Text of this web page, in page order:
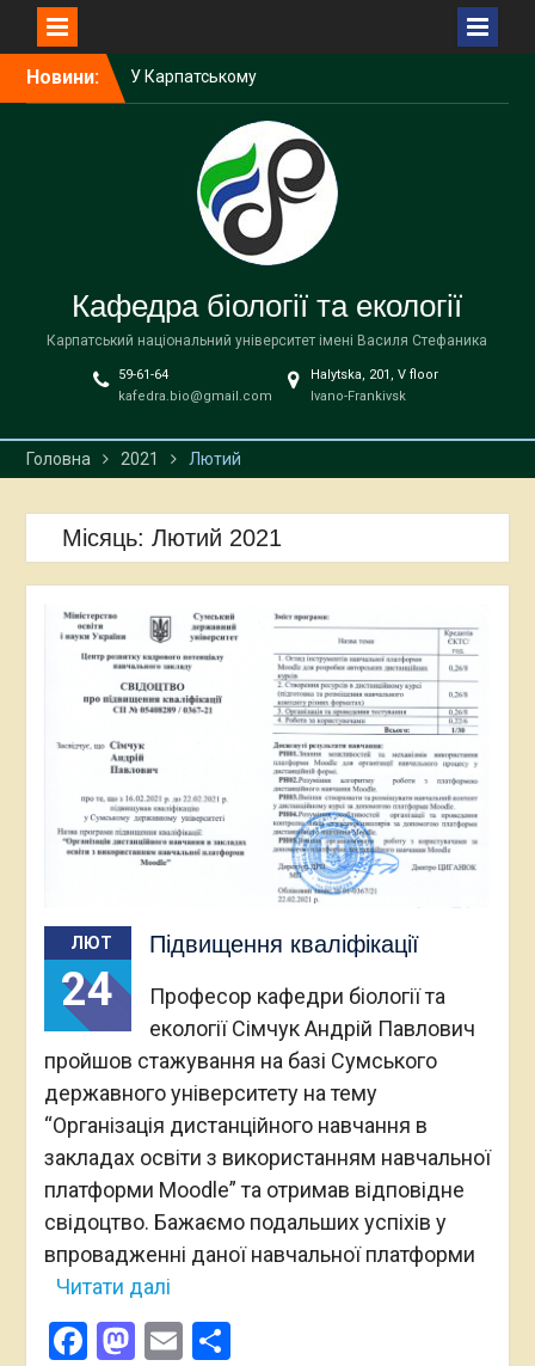
Новини:
практична зустріч
Викладачка кафедри
біології та екології
виступила спікеркою
програми SheLeads
У Карпатському
національному
університеті завершилася
дводенна науково-
присвячена
природоохоронним
територіям
Кафедра біології та екології
Карпатський національний університет імені Василя Стефаника
59-61-64
kafedra.bio@gmail.com
Halytska, 201, V floor
Ivano-Frankivsk
Головна 2021 Лютий
Місяць: Лютий 2021
ЛЮТ
24
Підвищення кваліфікації
Професор кафедри біології та
екології Сімчук Андрій Павлович
пройшов стажування на базі Сумського
державного університету на тему
“Організація дистанційного навчання в
закладах освіти з використанням навчальної
платформи Moodle” та отримав відповідне
свідоцтво. Бажаємо подальших успіхів у
впровадженні даної навчальної платформи
Читати далі
Facebook
Mastodon
EmailПоділитися